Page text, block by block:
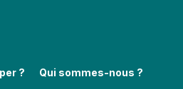
? Qui sommes-nous ?